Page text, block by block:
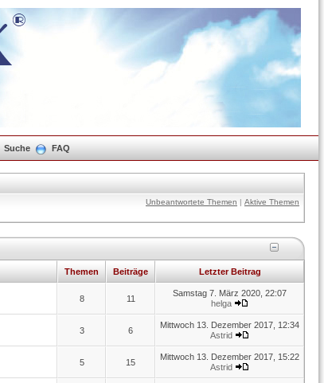
Suche FAQ
Unbeantwortete Themen | Aktive Themen
Themen Beiträge Letzter Beitrag
8 11
Samstag 7. März 2020, 22:07
helga
3 6
Mittwoch 13. Dezember 2017, 12:34
Astrid
5 15
Mittwoch 13. Dezember 2017, 15:22
Astrid